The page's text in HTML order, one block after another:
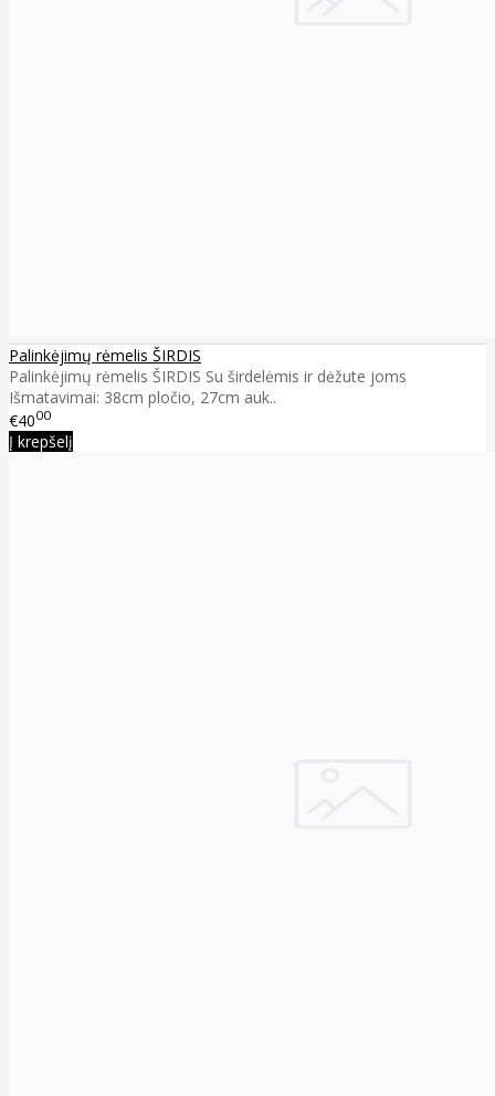
Palinkėjimų rėmelis ŠIRDIS
Palinkėjimų rėmelis ŠIRDIS Su širdelėmis ir dėžute joms
Išmatavimai: 38cm pločio, 27cm auk..
€4000
Į krepšelį